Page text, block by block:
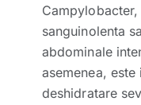
sanguinolenta
abdominale
asemenea,
deshidratare